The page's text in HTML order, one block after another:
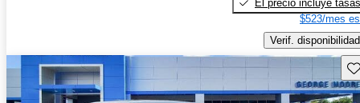
El precio incluye tasas
$523/mes
Verif. disponibilidad